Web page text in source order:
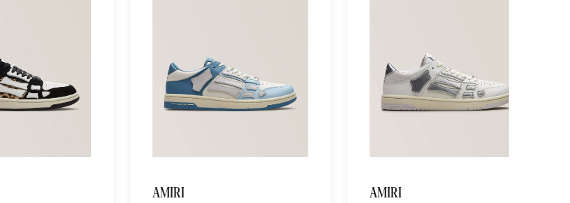
AMIRI AMIRI